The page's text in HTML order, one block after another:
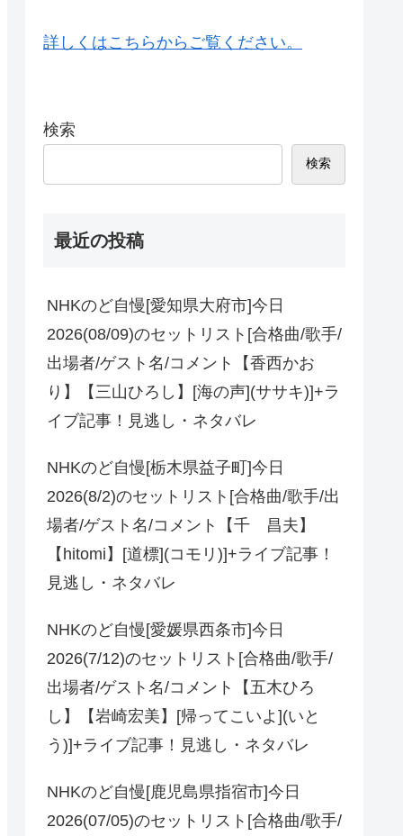
詳しくはこちらからご覧ください。
検索
検索
最近の投稿
NHKのど自慢[愛知県大府市]今日
2026(08/09)のセットリスト[合格曲/歌手/
出場者/ゲスト名/コメント【香西かお
り】【三山ひろし】[海の声](ササキ)]+ラ
イブ記事！見逃し・ネタバレ
NHKのど自慢[栃木県益子町]今日
2026(8/2)のセットリスト[合格曲/歌手/出
場者/ゲスト名/コメント【千 昌夫】
【hitomi】[道標](コモリ)]+ライブ記事！
見逃し・ネタバレ
NHKのど自慢[愛媛県西条市]今日
2026(7/12)のセットリスト[合格曲/歌手/
出場者/ゲスト名/コメント【五木ひろ
し】【岩崎宏美】[帰ってこいよ](いと
う)]+ライブ記事！見逃し・ネタバレ
NHKのど自慢[鹿児島県指宿市]今日
2026(07/05)のセットリスト[合格曲/歌手/